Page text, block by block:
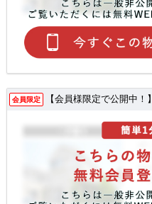
会員限定 【会員様限定で公開中！】